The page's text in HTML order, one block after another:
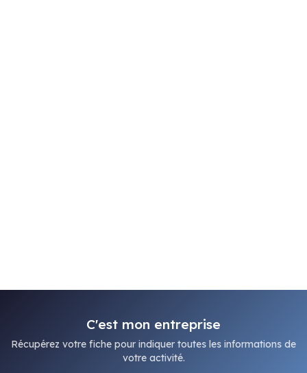
C'est mon entreprise
Récupérez votre fiche pour indiquer toutes les informations de
votre activité.